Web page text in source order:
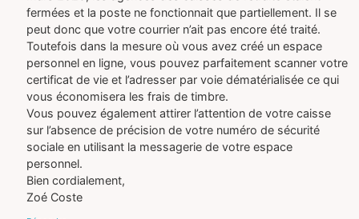
fermées et la poste ne fonctionnait que partiellement. Il se
peut donc que votre courrier n’ait pas encore été traité.
Toutefois dans la mesure où vous avez créé un espace
personnel en ligne, vous pouvez parfaitement scanner votre
certificat de vie et l’adresser par voie dématérialisée ce qui
vous économisera les frais de timbre.
Vous pouvez également attirer l’attention de votre caisse
sur l’absence de précision de votre numéro de sécurité
sociale en utilisant la messagerie de votre espace
personnel.
Bien cordialement,
Zoé Coste